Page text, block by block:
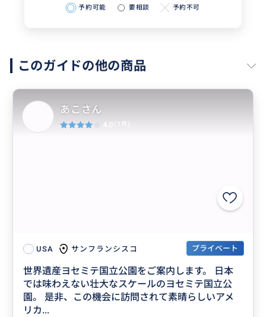
予約可能 要相談 予約不可
このガイドの他の商品
USA サンフランシスコ プライベート
世界遺産ヨセミテ国立公園をご案内します。 日本
では味わえない壮大なスケールのヨセミテ国立公
園。 是非、この機会に訪問されて素晴らしいアメ
リカ...
あこさん
4.0 (1件)